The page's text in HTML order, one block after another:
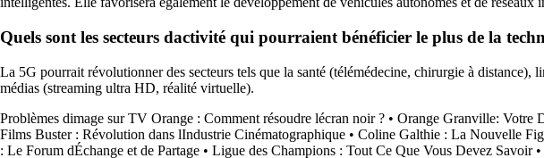
Quels sont les secteurs dactivité qui pourraient bénéficier le plus de la
La 5G pourrait révolutionner des secteurs tels que la santé (télémédecine, chirurgie à
médias (streaming ultra HD, réalité virtuelle).
Problèmes dimage sur TV Orange : Comment résoudre lécran noir ? • Orange Granville: Votre
Films Buster : Révolution dans lIndustrie Cinématographique • Coline Galthie : La Nouvelle
: Le Forum dÉchange et de Partage • Ligue des Champions : Tout Ce Que Vous Devez Savoir•